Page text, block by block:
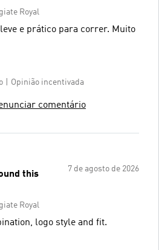
Royal
e prático para correr. Muito
Opinião incentivada
comentário
7 de agosto de 2026
this
Royal
logo style and fit.